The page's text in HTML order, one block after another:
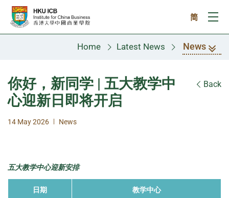
Skip to main content
简
Home Latest News News
你好，新同学 | 五大教学中
心迎新日即将开启
Back
14 May 2026 | News
五大教学中心迎新安排
日期 教学中心